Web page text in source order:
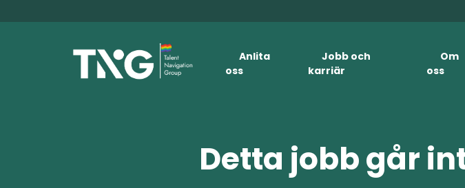
Anlita
oss
Jobb och
karriär
Om
oss
Detta jobb går